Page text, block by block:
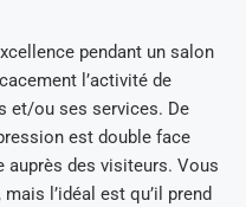
pendant un salon
l’activité de
et/ou ses services. De
est double face
des visiteurs. Vous
l’idéal est qu’il prend